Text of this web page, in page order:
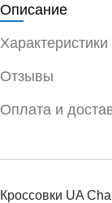
Описание
Характеристики
Отзывы
Оплата и
Кроссовки UA